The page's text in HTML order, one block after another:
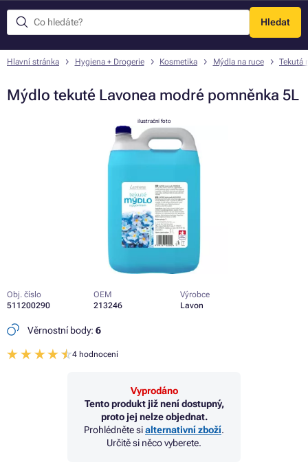
Hledat
Menu
Hlavní stránka Hygiena + Drogerie Kosmetika Mýdla na ruce Tekutá
Mýdlo tekuté Lavonea modré pomněnka 5L
ilustrační foto
Obj. číslo
511200290
OEM
213246
Výrobce
Lavon
Věrnostní body: 6
4 hodnocení
Vyprodáno
Tento produkt již není dostupný,
proto jej nelze objednat.
Prohlédněte sialternativní zboží.
Určitě si něco vyberete.